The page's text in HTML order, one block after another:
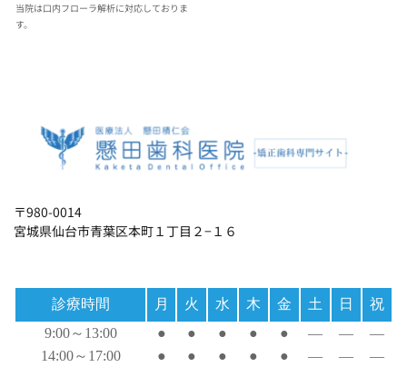
当院は口内フローラ解析に対応しておりま
す。
〒980-0014
宮城県仙台市青葉区本町１丁目２−１６
診療時間 月 火 水 木 金 土 日
祝
9:00～13:00
● ● ● ● ● ― ―
―
14:00～17:00
● ● ● ● ● ― ― ―